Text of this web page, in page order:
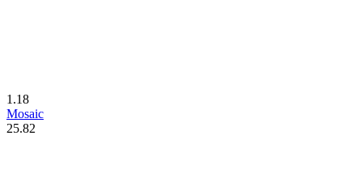
1.18
Mosaic
25.82